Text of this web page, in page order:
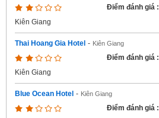
Điểm đánh giá :
Kiên Giang
Thai Hoang Gia Hotel - Kiên Giang
Điểm đánh giá :
Kiên Giang
Blue Ocean Hotel - Kiên Giang
Điểm đánh giá :